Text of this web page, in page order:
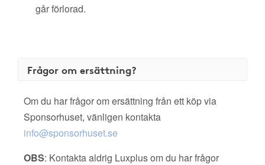
går förlorad.
Frågor om ersättning?
Om du har frågor om ersättning från ett köp via
Sponsorhuset, vänligen kontakta
info@sponsorhuset.se
OBS: Kontakta aldrig Luxplus om du har frågor